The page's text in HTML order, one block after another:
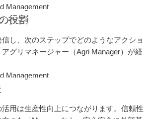
ージャーのウェブサイト
作成サービス
役割
し、次のステップでどのようなアクショ
グリマネージャー（Agri Manager）が経
E-commerce support
用は生産性向上につながります。信頼性